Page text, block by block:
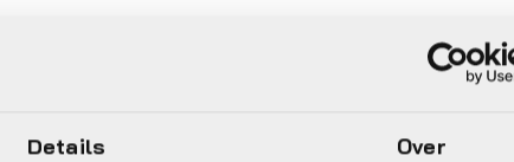
Details Over